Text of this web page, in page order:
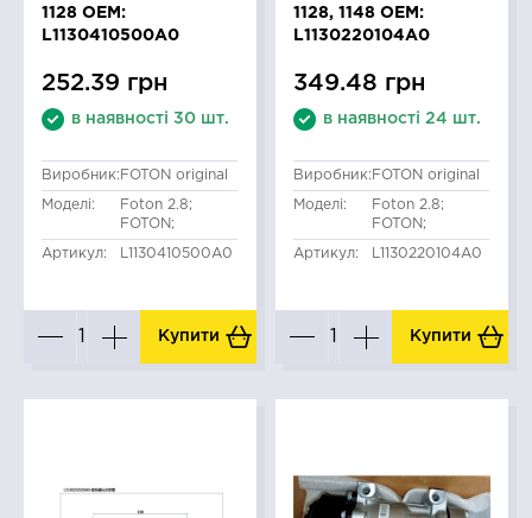
1128 OEM:
L1130410500A0
252.39 грн
в наявності 30 шт.
Виробник: FOTON original
Моделі:
Foton 2.8;
FOTON;
Артикул: L1130410500A0
Купити
1128, 1148 OEM:
L1130220104A0
349.48 грн
в наявності 24 шт.
Виробник: FOTON original
Моделі:
Foton 2.8;
FOTON;
Артикул: L1130220104A0
Купити